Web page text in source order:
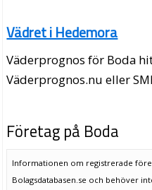
Vädret i Hedemora
Väderprognos för Boda
Väderprognos.nu eller
Företag på Boda
Informationen om registrerade
Bolagsdatabasen.se och behöver